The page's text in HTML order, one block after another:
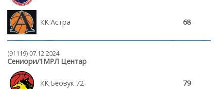
КК Астра 68
(91119) 07.12.2024
Сениори/1МРЛ Центар
КК Беовук 72 79